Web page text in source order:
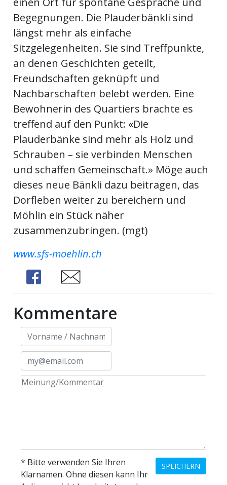
Begegnungen. Die Plauderbänkli sind
längst mehr als einfache
Sitzgelegenheiten. Sie sind Treffpunkte,
an denen Geschichten geteilt,
Freundschaften geknüpft und
Nachbarschaften belebt werden. Eine
Bewohnerin des Quartiers brachte es
treffend auf den Punkt: «Die
Plauderbänke sind mehr als Holz und
Schrauben – sie verbinden Menschen
und schaffen Gemeinschaft.» Möge auch
dieses neue Bänkli dazu beitragen, das
Dorfleben weiter zu bereichern und
Möhlin ein Stück näher
zusammenzubringen. (mgt)
www.sfs-moehlin.ch
Share
Share
Kommentare
SPEICHERN
* Bitte verwenden Sie Ihren
Klarnamen. Ohne diesen kann Ihr